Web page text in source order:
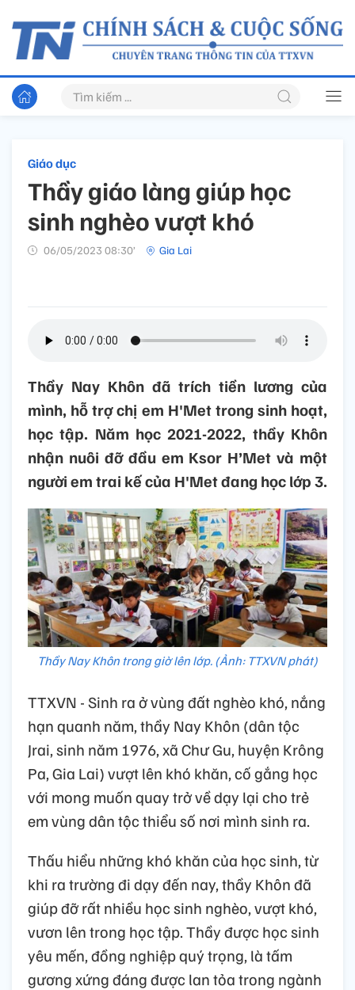
Giáo dục
Thầy giáo làng giúp học
sinh nghèo vượt khó
06/05/2023 08:30’ Gia Lai
Thầy Nay Khôn đã trích tiền lương của
mình, hỗ trợ chị em H'Met trong sinh hoạt,
học tập. Năm học 2021-2022, thầy Khôn
nhận nuôi đỡ đầu em Ksor H’Met và một
người em trai kế của H'Met đang học lớp 3.
Thầy Nay Khôn trong giờ lên lớp. (Ảnh: TTXVN phát)
TTXVN - Sinh ra ở vùng đất nghèo khó, nắng
hạn quanh năm, thầy Nay Khôn (dân tộc
Jrai, sinh năm 1976, xã Chư Gu, huyện Krông
Pa, Gia Lai) vượt lên khó khăn, cố gắng học
với mong muốn quay trở về dạy lại cho trẻ
em vùng dân tộc thiểu số nơi mình sinh ra.
Thấu hiểu những khó khăn của học sinh, từ
khi ra trường đi dạy đến nay, thầy Khôn đã
giúp đỡ rất nhiều học sinh nghèo, vượt khó,
vươn lên trong học tập. Thầy được học sinh
yêu mến, đồng nghiệp quý trọng, là tấm
gương xứng đáng được lan tỏa trong ngành